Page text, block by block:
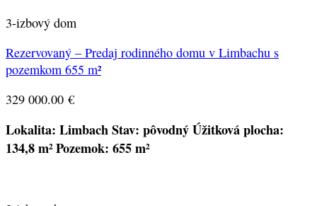
3-izbový dom
Rezervovaný – Predaj rodinného domu v Limbachu s
pozemkom 655 m²
329 000.00 €
Lokalita: LimbachStav: pôvodnýÚžitková plocha:
134,8 m²Pozemok: 655 m²